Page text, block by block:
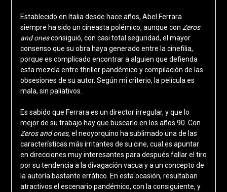
Establecido en Italia desde hace años, Abel Ferrara
siempre ha sido un cineasta polémico, aunque con Zeros
and onesconsiguió, con casi total seguridad, el mayor
consenso que su obra haya generado entre la cinefilia,
porque es complicado encontrar a alguien que defienda
esta mezcla entre thriller pandémico y compilación de las
obsesiones de su autor. Según mi criterio, la película es
mala, sin paliativos.
Es sabido que Ferrara es un director irregular, y que lo
mejor de su trabajo hay que buscarlo en los años 90. Con
Zeros and ones, el neoyorquino ha sublimado una de las
características más irritantes de su cine, cual es apuntar
en direcciones muy interesantes para después fallar el tiro
por su tendencia a la divagación vacua y a un concepto de
la autoría bastante errático. En esta ocasión, resultaban
atractivos el escenario pandémico, con la consiguiente, y